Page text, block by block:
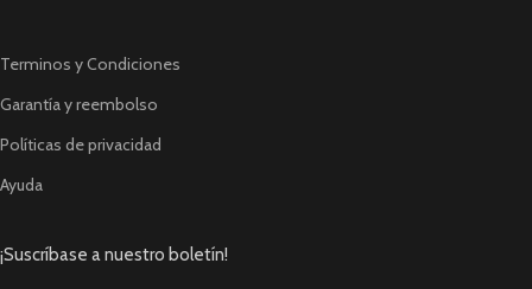
Terminos y Condiciones
Garantía y reembolso
Políticas de privacidad
Ayuda
¡Suscríbase a nuestro boletín!